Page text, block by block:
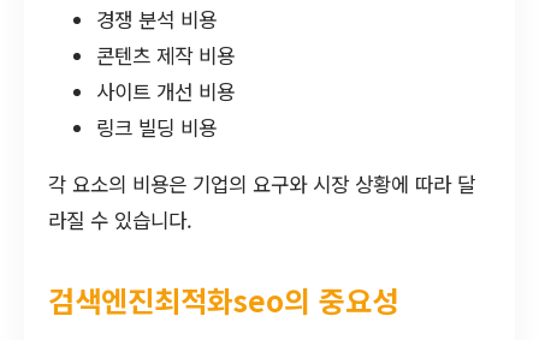
경쟁 분석 비용
콘텐츠 제작 비용
사이트 개선 비용
링크 빌딩 비용
각 요소의 비용은 기업의 요구와 시장 상황에 따라 달
라질 수 있습니다.
검색엔진최적화seo의 중요성